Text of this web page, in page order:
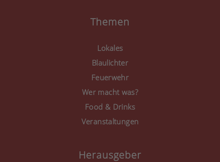
Akzeptieren
Consent Management
Themen
Lokales
Blaulichter
Feuerwehr
Wer macht was?
Food & Drinks
Veranstaltungen
Herausgeber